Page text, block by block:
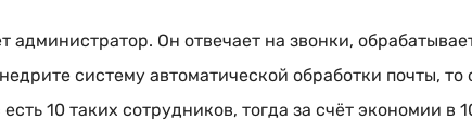
администратор. Он отвечает на звонки,
систему автоматической обработки почты, то
10 таких сотрудников, тогда за счёт экономии в